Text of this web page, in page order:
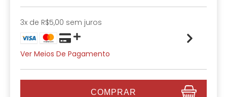
3x de R$5,00 sem juros
Ver Meios De Pagamento